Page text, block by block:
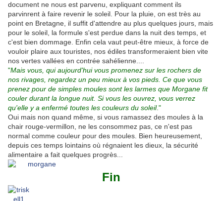
document ne nous est parvenu, expliquant comment ils
parvinrent à faire revenir le soleil. Pour la pluie, on est très au
point en Bretagne, il suffit d'attendre au plus quelques jours, mais
pour le soleil, la formule s'est perdue dans la nuit des temps, et
c'est bien dommage. Enfin cela vaut peut-être mieux, à force de
vouloir plaire aux touristes, nos édiles transformeraient bien vite
nos vertes vallées en contrée sahélienne....
"Mais vous, qui aujourd'hui vous promenez sur les rochers de
nos rivages, regardez un peu mieux à vos pieds. Ce que vous
prenez pour de simples moules sont les larmes que Morgane fit
couler durant la longue nuit. Si vous les ouvrez, vous verrez
qu'elle y a enfermé toutes les couleurs du soleil."
Oui mais non quand même, si vous ramassez des moules à la
chair rouge-vermillon, ne les consommez pas, ce n'est pas
normal comme couleur pour des moules. Bien heureusement,
depuis ces temps lointains où régnaient les dieux, la sécurité
alimentaire a fait quelques progrès...
Fin